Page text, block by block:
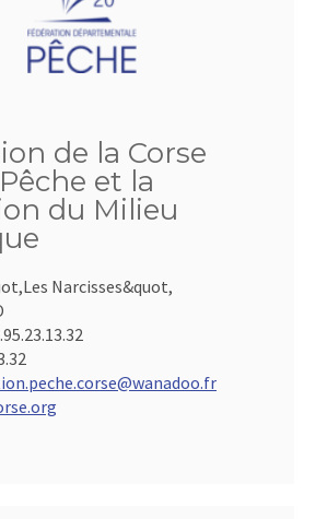
de la Corse
et la
du Milieu
Narcisses&quot,